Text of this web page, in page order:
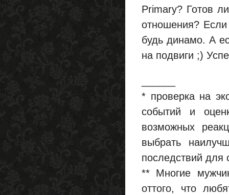
Primary? Готов
отношения?
будь динамо. А
на подвиги ;)
* проверка на
событий и
возможных
выбрать
последствий
** Многие
оттого, что